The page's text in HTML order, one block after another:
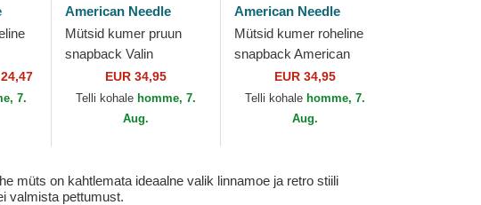
7.
American Needle
Mütsid kumer pruun
snapback Valin
American Needle
EUR 34,95
Telli kohale homme, 7.
Aug.
American Needle
Mütsid kumer roheline
snapback American
EUR 34,95
Telli kohale homme, 7.
Aug.
müts on kahtlemata ideaalne valik linnamoe ja retro stiili
valmista pettumust.